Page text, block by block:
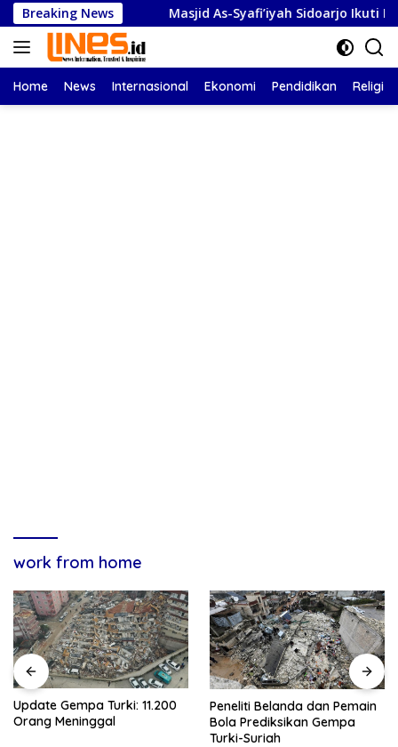
Langsung
ke
konten
Breaking News Masjid As-Syafi’iyah Sidoarjo Ikuti Rashdul
Home News Internasional Ekonomi Pendidikan Religi
work from home
Update Gempa Turki: 11.200
Orang Meninggal
Peneliti Belanda dan Pemain
Bola Prediksikan Gempa
Turki-Suriah